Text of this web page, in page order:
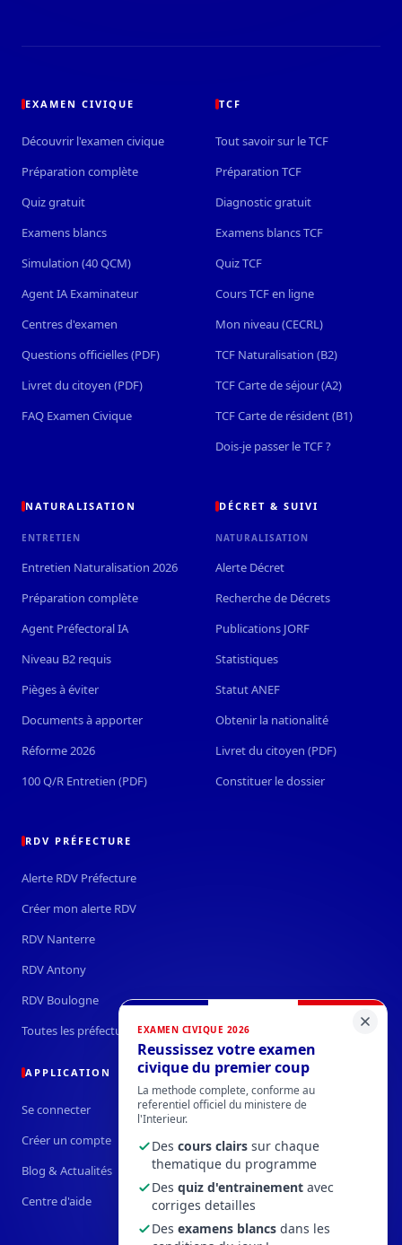
EXAMEN CIVIQUE 2026
Reussissez votre examen
civique du premier coup
La methode complete, conforme au
referentiel officiel du ministere de
l'Interieur.
Des cours clairs sur chaque
thematique du programme
Des quiz d'entrainement avec
corriges detailles
Des examens blancs dans les
EXAMEN CIVIQUE
Découvrir l'examen civique
Préparation complète
Quiz gratuit
Examens blancs
Simulation (40 QCM)
Agent IA Examinateur
Centres d'examen
Questions officielles (PDF)
Livret du citoyen (PDF)
FAQ Examen Civique
TCF
Tout savoir sur le TCF
Préparation TCF
Diagnostic gratuit
Examens blancs TCF
Quiz TCF
Cours TCF en ligne
Mon niveau (CECRL)
TCF Naturalisation (B2)
TCF Carte de séjour (A2)
TCF Carte de résident (B1)
Dois-je passer le TCF ?
NATURALISATION
ENTRETIEN
Entretien Naturalisation 2026
Préparation complète
Agent Préfectoral IA
Niveau B2 requis
Pièges à éviter
Documents à apporter
Réforme 2026
100 Q/R Entretien (PDF)
DÉCRET & SUIVI
NATURALISATION
Alerte Décret
Recherche de Décrets
Publications JORF
Statistiques
Statut ANEF
Obtenir la nationalité
Livret du citoyen (PDF)
Constituer le dossier
RDV PRÉFECTURE
Alerte RDV Préfecture
Créer mon alerte RDV
RDV Nanterre
RDV Antony
RDV Boulogne
Toutes les préfectures →
APPLICATION
Se connecter
Créer un compte
Blog & Actualités
Centre d'aide